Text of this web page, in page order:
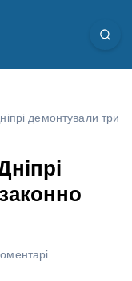
демонтували три